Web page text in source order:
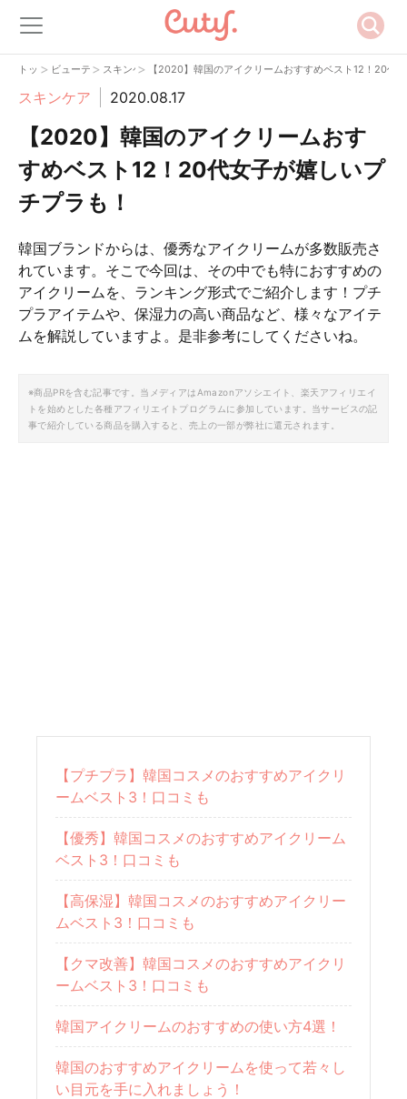
トップ
> ビューティー
> スキンケア
> 【2020】韓国のアイクリームおすすめベスト12！20代
スキンケア 2020.08.17
【2020】韓国のアイクリームおす
すめベスト12！20代女子が嬉しいプ
チプラも！
韓国ブランドからは、優秀なアイクリームが多数販売さ
れています。そこで今回は、その中でも特におすすめの
アイクリームを、ランキング形式でご紹介します！プチ
プラアイテムや、保湿力の高い商品など、様々なアイテ
ムを解説していますよ。是非参考にしてくださいね。
※商品PRを含む記事です。当メディアはAmazonアソシエイト、楽天アフィリエイ
トを始めとした各種アフィリエイトプログラムに参加しています。当サービスの記
事で紹介している商品を購入すると、売上の一部が弊社に還元されます。
【プチプラ】韓国コスメのおすすめアイクリ
ームベスト3！口コミも
【優秀】韓国コスメのおすすめアイクリーム
ベスト3！口コミも
【高保湿】韓国コスメのおすすめアイクリー
ムベスト3！口コミも
【クマ改善】韓国コスメのおすすめアイクリ
ームベスト3！口コミも
韓国アイクリームのおすすめの使い方4選！
韓国のおすすめアイクリームを使って若々し
い目元を手に入れましょう！